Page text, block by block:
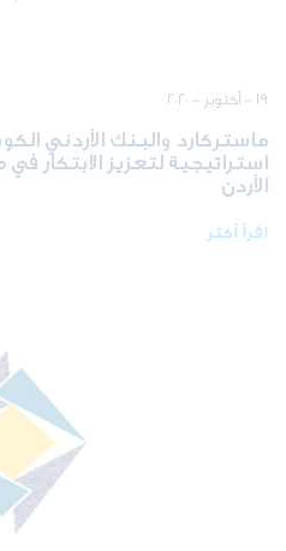
١٩ - أكتوبر - ٢٠٢٠
ماستركارد والبنك الأردني
استراتيجية لتعزيز الابتكار
الأردن
اقرأ أكثر